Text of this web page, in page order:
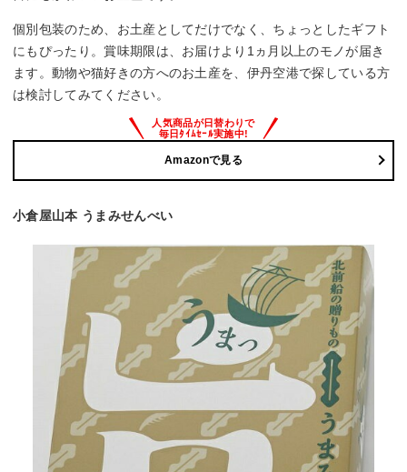
個別包装のため、お土産としてだけでなく、ちょっとしたギフト
にもぴったり。賞味期限は、お届けより1ヵ月以上のモノが届き
ます。動物や猫好きの方へのお土産を、伊丹空港で探している方
は検討してみてください。
Amazonで見る
小倉屋山本 うまみせんべい